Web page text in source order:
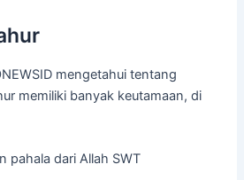
mengetahui tentang
memiliki banyak keutamaan, di
pahala dari Allah SWT